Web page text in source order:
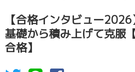
【合格インタビュー
基礎から積み上げて克服
合格】